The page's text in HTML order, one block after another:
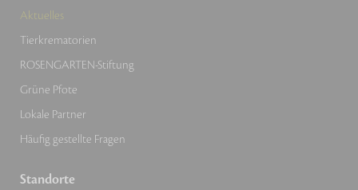
Aktuelles
Tierkrematorien
ROSENGARTEN-Stiftung
Grüne Pfote
Lokale Partner
Häufig gestellte Fragen
Standorte